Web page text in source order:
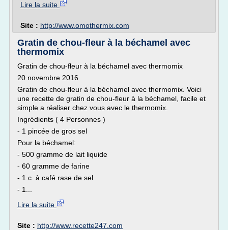
Lire la suite
Site : http://www.omothermix.com
Gratin de chou-fleur à la béchamel avec
thermomix
Gratin de chou-fleur à la béchamel avec thermomix
20 novembre 2016
Gratin de chou-fleur à la béchamel avec thermomix. Voici
une recette de gratin de chou-fleur à la béchamel, facile et
simple a réaliser chez vous avec le thermomix.
Ingrédients ( 4 Personnes )
- 1 pincée de gros sel
Pour la béchamel:
- 500 gramme de lait liquide
- 60 gramme de farine
- 1 c. à café rase de sel
- 1...
Lire la suite
Site : http://www.recette247.com